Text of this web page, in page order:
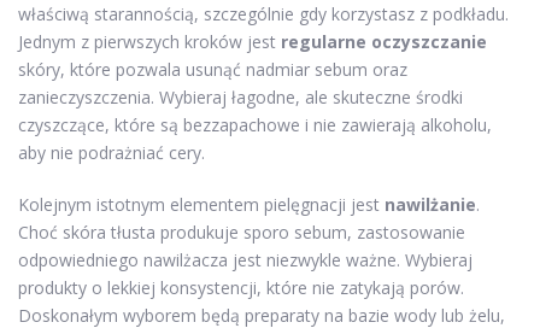
właściwą starannością, szczególnie gdy korzystasz z podkładu.
Jednym z pierwszych kroków jest regularne oczyszczanie
skóry, które pozwala usunąć nadmiar sebum oraz
zanieczyszczenia. Wybieraj łagodne, ale skuteczne środki
czyszczące, które są bezzapachowe i nie zawierają alkoholu,
aby nie podrażniać cery.
Kolejnym istotnym elementem pielęgnacji jest nawilżanie.
Choć skóra tłusta produkuje sporo sebum, zastosowanie
odpowiedniego nawilżacza jest niezwykle ważne. Wybieraj
produkty o lekkiej konsystencji, które nie zatykają porów.
Doskonałym wyborem będą preparaty na bazie wody lub żelu,